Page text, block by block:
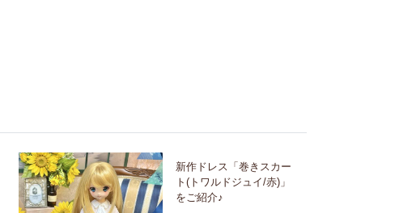
新作ドレス「巻きスカー
ト(トワルドジュイ/赤)」
をご紹介♪